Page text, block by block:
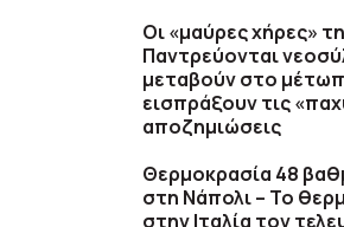
Οι «μαύρες χήρες»
Παντρεύονται
μεταβούν στο
εισπράξουν τις
αποζημιώσεις
Θερμοκρασία 48
στη Νάπολι – Το
στην Ιταλία τον